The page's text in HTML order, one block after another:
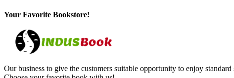
Your Favorite Bookstore!
Our business to give the customers suitable opportunity to enjoy